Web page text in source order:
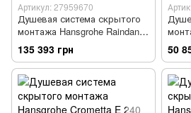
Артикул: 27959670
Душевая система скрытого
монтажа Hansgrohe Raindance
S черный матовый 27959670
135 393 грн 50